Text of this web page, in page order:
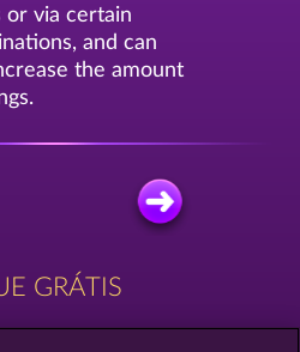
or via certain
and can
the amount
GRÁTIS